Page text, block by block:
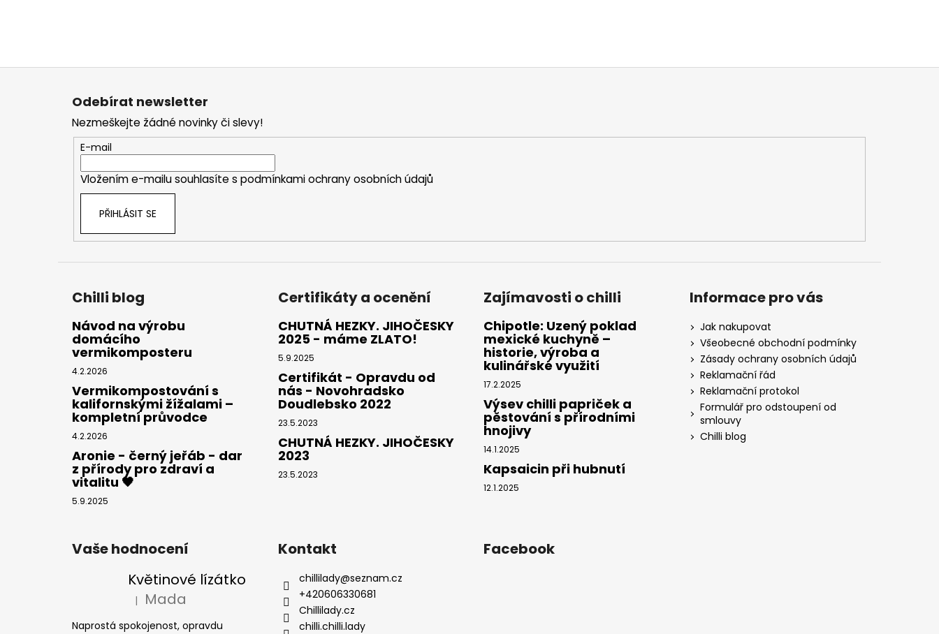
Z
Odebírat newsletter
Nezmeškejte žádné novinky či slevy!
E-mail
Vložením e-mailu souhlasíte s podmínkami ochrany osobních údajů
PŘIHLÁSIT SE
Chilli blog
Návod na výrobu
domácího
vermikomposteru
4.2.2026
Vermikompostování s
kalifornskými žížalami –
kompletní průvodce
4.2.2026
Aronie - černý jeřáb - dar
z přírody pro zdraví a
vitalitu 🖤
5.9.2025
Certifikáty a ocenění
CHUTNÁ HEZKY. JIHOČESKY
2025 - máme ZLATO!
5.9.2025
Certifikát - Opravdu od
nás - Novohradsko
Doudlebsko 2022
23.5.2023
CHUTNÁ HEZKY. JIHOČESKY
2023
23.5.2023
Zajímavosti o chilli
Chipotle: Uzený poklad
mexické kuchyně –
historie, výroba a
kulinářské využití
17.2.2025
Výsev chilli papriček a
pěstování s přírodními
hnojivy
14.1.2025
Kapsaicin při hubnutí
12.1.2025
Informace pro vás
Jak nakupovat
Všeobecné obchodní podmínky
Zásady ochrany osobních údajů
Reklamační řád
Reklamační protokol
Formulář pro odstoupení od
smlouvy
Chilli blog
Vaše hodnocení
Květinové lízátko
Hodnocení produktu je 5 z 5 hvězdiček.
| Mada
Naprostá spokojenost, opravdu
Kontakt
chillilady@seznam.cz
+420606330681
Chillilady.cz
chilli.chilli.lady
Facebook